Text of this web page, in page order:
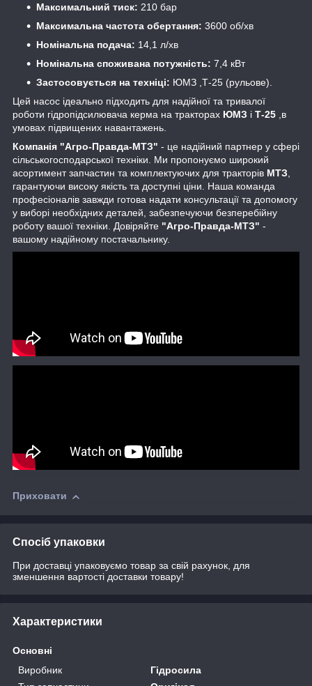
Максимальний тиск: 210 бар
Максимальна частота обертання: 3600 об/хв
Номінальна подача: 14,1 л/хв
Номінальна споживана потужність: 7,4 кВт
Застосовується на техніці: ЮМЗ ,Т-25 (рульове).
Цей насос ідеально підходить для надійної та тривалої
роботи гідропідсилювача керма на тракторах ЮМЗ і Т-25 ,в
умовах підвищених навантажень.
Компанія "Агро-Правда-МТЗ" - це надійний партнер у сфері
сільськогосподарської техніки. Ми пропонуємо широкий
асортимент запчастин та комплектуючих для тракторів МТЗ,
гарантуючи високу якість та доступні ціни. Наша команда
професіоналів завжди готова надати консультації та допомогу
у виборі необхідних деталей, забезпечуючи безперебійну
роботу вашої техніки. Довіряйте "Агро-Правда-МТЗ" -
вашому надійному постачальнику.
Приховати
Спосіб упаковки
При доставці упаковуємо товар за свій рахунок, для
зменшення вартості доставки товару!
Характеристики
Основні
Виробник
Гідросила